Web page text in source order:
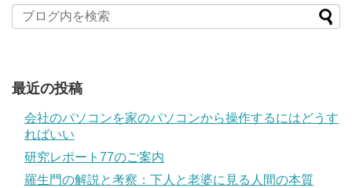
最近の投稿
会社のパソコンを家のパソコンから操作するにはどうす
ればいい
研究レポート77のご案内
羅生門の解説と考察：下人と老婆に見る人間の本質